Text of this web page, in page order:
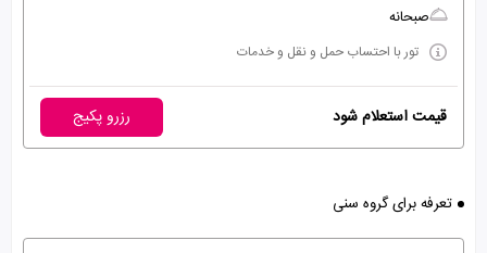
صبحانه
تور با احتساب حمل و نقل و خدمات
قیمت استعلام شود رزرو پکیج
تعرفه برای گروه سنی